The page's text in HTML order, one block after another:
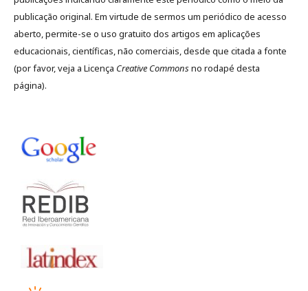
publicação original. Em virtude de sermos um periódico de acesso
aberto, permite-se o uso gratuito dos artigos em aplicações
educacionais, científicas, não comerciais, desde que citada a fonte
(por favor, veja a Licença Creative Commonsno rodapé desta
página).